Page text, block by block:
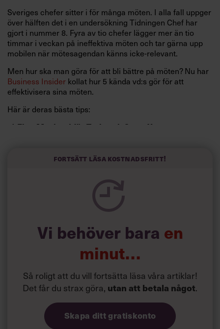
Sveriges chefer sitter i för många möten. I alla fall uppger
över hälften det i en undersökning Tidningen Chef har
gjort i nummer 8. Fyra av tio chefer lägger mer än tio
timmar i veckan på ineffektiva möten och tar gärna upp
mobilen när mötesagendan känns icke-relevant.
Men hur ska man göra för att bli bättre på möten? Nu har
Business Insider kollat hur 5 kända vd:s gör för att
effektivisera sina möten.
Här är deras bästa tips:
1) Elon Musk, vd för Tesla och SpaceX
Fortsätt läsa kostnadsfritt!
Vi behöver bara en
minut…
Så roligt att du vill fortsätta läsa våra artiklar!
Det får du strax göra, utan att betala något.
Skapa ditt gratiskonto